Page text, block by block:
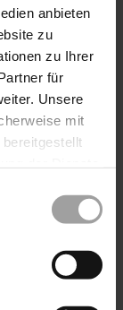
anbieten
zu
zu Ihrer
für
Unsere
mit